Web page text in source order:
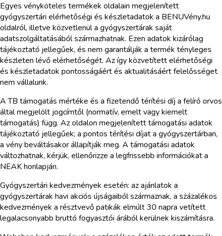
Egyes vényköteles termékek oldalain megjelenített
gyógyszertári elérhetőségi és készletadatok a BENUVény.hu
oldalról, illetve közvetlenül a gyógyszertárak saját
adatszolgáltatásából származhatnak. Ezen adatok kizárólag
tájékoztató jellegűek, és nem garantálják a termék tényleges
készleten lévő elérhetőségét. Az így közvetített elérhetőségi
és készletadatok pontosságáért és aktualitásáért felelősséget
nem vállalunk.
A TB támogatás mértéke és a fizetendő térítési díj a felíró orvos
által megjelölt jogcímtől (normatív, emelt vagy kiemelt
támogatás) függ. Az oldalon megjelenített támogatási adatok
tájékoztató jellegűek; a pontos térítési díjat a gyógyszertárban,
a vény beváltásakor állapítják meg. A támogatási adatok
változhatnak, kérjük, ellenőrizze a legfrissebb információkat a
NEAK honlapján.
Gyógyszertári kedvezmények esetén: az ajánlatok a
gyógyszertárak havi akciós újságaiból származnak, a százalékos
kedvezmények a résztvevő patikák elmúlt 30 napra vetített
legalacsonyabb bruttó fogyasztói árából kerülnek kiszámításra.